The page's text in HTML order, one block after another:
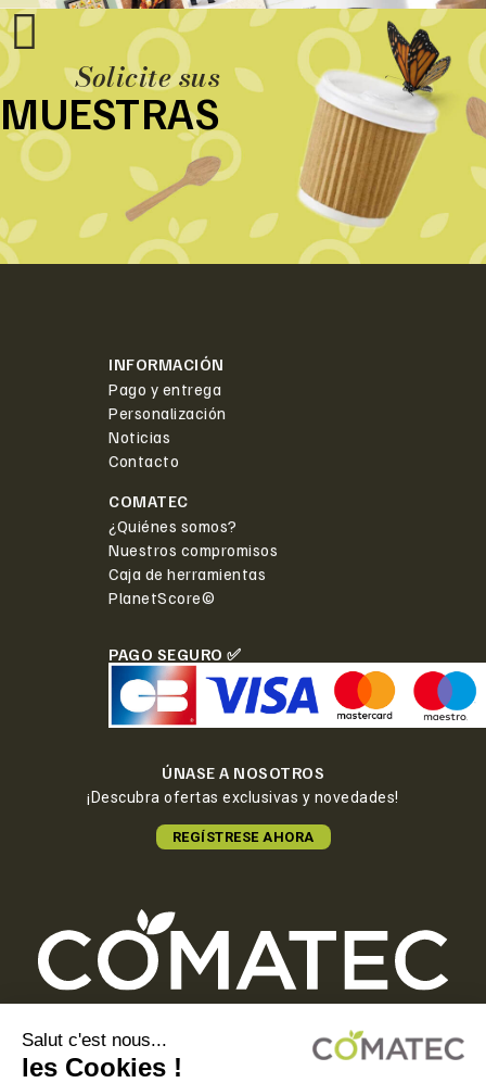
Solicite sus
MUESTRAS
INFORMACIÓN
Pago y entrega
Personalización
Noticias
Contacto
COMATEC
¿Quiénes somos?
Nuestros compromisos
Caja de herramientas
PlanetScore©
PAGO SEGURO ✅
ÚNASE A NOSOTROS
¡Descubra ofertas exclusivas y novedades!
REGÍSTRESE AHORA
COMATEC PACKAGING
Boulevard François-Xavier Fafeur